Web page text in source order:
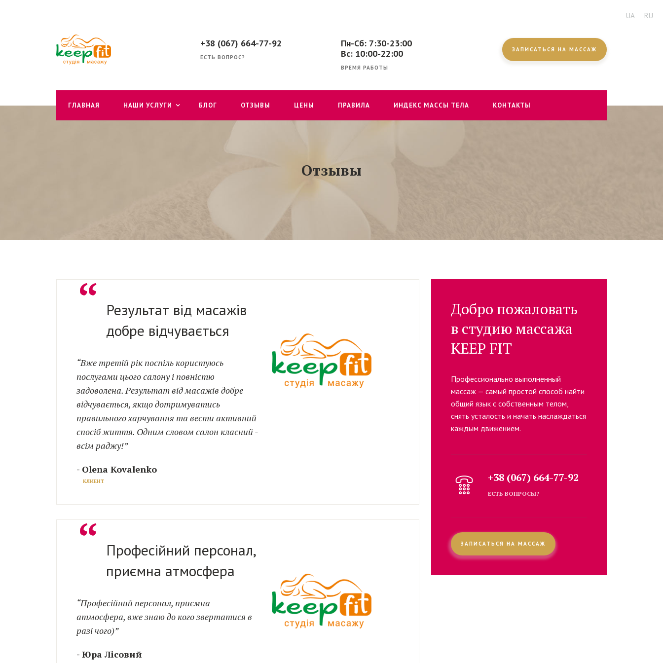
+38 (067) 664-77-92
ЕСТЬ ВОПРОС?
Пн-Сб: 7:30-23:00
Вс: 10:00-22:00
ВРЕМЯ РАБОТЫ
ЗАПИСАТЬСЯ НА МАССАЖ
ГЛАВНАЯ НАШИ УСЛУГИ БЛОГ ОТЗЫВЫ ЦЕНЫ ПРАВИЛА ИНДЕКС МАССЫ ТЕЛА КОНТАКТЫ
Отзывы
“ Результат від масажів
добре відчувається
“Вже третій рік поспіль користуюсь
послугами цього салону і повністю
задоволена. Результат від масажів добре
відчувається, якщо дотримуватись
правильного харчування та вести активний
спосіб життя. Одним словом салон класний -
всім раджу!”
- Olena Kovalenko
КЛИЕНТ
“ Професійний персонал,
приємна атмосфера
“Професійний персонал, приємна
атмосфера, вже знаю до кого звертатися в
разі чого)”
- Юра Лісовий
Добро пожаловать
в студию массажа
KEEP FIT
Профессионально выполненный
массаж — самый простой способ найти
общий язык с собственным телом,
снять усталость и начать наслаждаться
каждым движением.
+38 (067) 664-77-92
ЕСТЬ ВОПРОСЫ?
ЗАПИСАТЬСЯ НА МАССАЖ
UA RU